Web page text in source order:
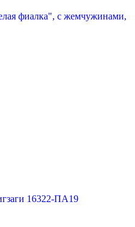
фиалка", с жемчужинами,
16322-ПА19